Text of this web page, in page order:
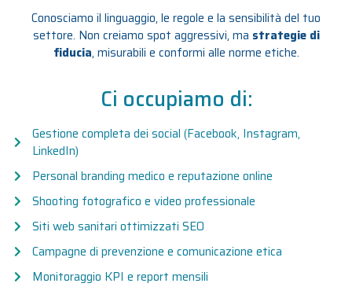
Conosciamo il linguaggio, le regole e la sensibilità del tuo
settore. Non creiamo spot aggressivi, ma strategie di
fiducia, misurabili e conformi alle norme etiche.
Ci occupiamo di:
Gestione completa dei social (Facebook, Instagram,
LinkedIn)
Personal branding medico e reputazione online
Shooting fotografico e video professionale
Siti web sanitari ottimizzati SEO
Campagne di prevenzione e comunicazione etica
Monitoraggio KPI e report mensili